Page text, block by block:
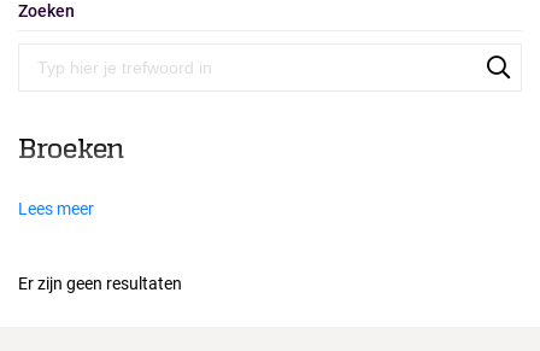
Uitzendbureau?
Zoeken
Broeken
Lees meer
Er zijn geen resultaten